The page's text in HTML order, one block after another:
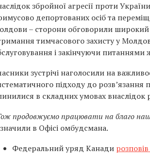
збройної агресії проти
депортованих осіб та
– сторони обговорили широкий
тимчасового захисту у
і закінчуючи
зустрічі наголосили на
підходу до
в складних умовах внаслідок
продовжуємо працювати на благо
в Офісі омбудсмана.
Федеральний уряд Канади